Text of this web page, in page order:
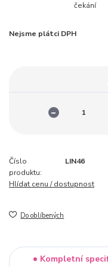
čekání
Nejsme plátci DPH
Číslo
produktu:
LIN46
Hlídat cenu / dostupnost
Do oblíbených
Kompletní